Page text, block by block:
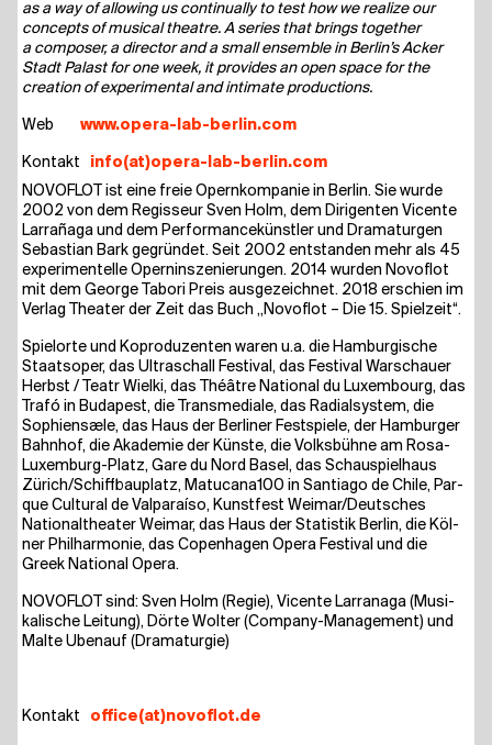
as a way of allo­wing us con­ti­nu­al­ly to test how we rea­li­ze our
con­cepts of musi­cal theat­re. A series that brings tog­e­ther
a com­po­ser, a direc­tor and a small ensem­ble in Berlin’s Acker
Stadt Palast for one week, it pro­vi­des an open space for the
crea­ti­on of expe­ri­men­tal and inti­ma­te productions.
Web www​.ope​ra​-lab​-ber​lin​.com
Kon­takt info(at)opera-lab-berlin.com
NOVO­FLOT ist eine freie Opern­kom­pa­nie in Ber­lin. Sie wur­de
2002 von dem Regis­seur Sven Holm, dem Diri­gen­ten Vicen­te
Lar­ra­ña­ga und dem Per­for­mance­künst­ler und Dra­ma­tur­gen
Sebas­ti­an Bark gegrün­det. Seit 2002 ent­stan­den mehr als 45
expe­ri­men­tel­le Operninsze­nierungen. 2014 wur­den Novo­flot
mit dem Geor­ge Tabo­ri Preis aus­ge­zeich­net. 2018 erschien im
Ver­lag Thea­ter der Zeit das Buch „Novo­flot – Die 15. Spielzeit“.
Spiel­or­te und Kopro­du­zen­ten waren u.a. die Ham­bur­gi­sche
Staats­oper, das Ultra­schall Fes­ti­val, das Fes­ti­val War­schau­er
Herbst / Teatr Wiel­ki, das Thé­ât­re Natio­nal du Luxem­bourg, das
Trafó in Buda­pest, die Trans­me­dia­le, das Radi­al­sys­tem, die
Sophien­sæ­le, das Haus der Ber­li­ner Fest­spie­le, der Ham­bur­ger
Bahn­hof, die Aka­de­mie der Küns­te, die Volks­büh­ne am Rosa-
Luxem­burg-Platz, Gare du Nord Basel, das Schau­spiel­haus
Zürich/​​Schiffbauplatz, Matucana100 in Sant­ia­go de Chi­le, Par­
que Cul­tu­ral de Val­pa­raí­so, Kunst­fest Weimar/​​Deutsches
Natio­nal­thea­ter Wei­mar, das Haus der Sta­tis­tik Ber­lin, die Köl­
ner Phil­har­mo­nie, das Copen­ha­gen Ope­ra Fes­ti­val und die
Greek Natio­nal Opera.
NOVO­FLOT sind: Sven Holm (Regie), Vicen­te Lar­ra­na­ga (Musi­
ka­li­sche Lei­tung), Dör­te Wol­ter (Com­pa­ny-Manage­ment) und
Mal­te Uben­auf (Dra­ma­tur­gie)
Kon­takt office(at)novoflot.de